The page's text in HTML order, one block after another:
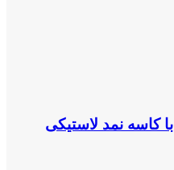
کاسه نمد لاستیکی